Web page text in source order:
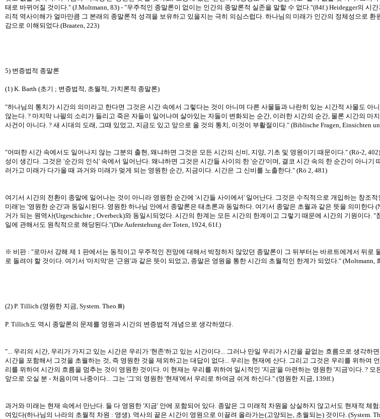
태로 바뀌어질 것이다." (J.Moltmann, 83) - "우주적인 종말론이 없이는 인간의 종말론적 실존을 말할 수 없다."(84f.) Heidegger의
리적 역사이해가 얼마만큼 그 본래의 종말론적 성격을 보유하고 있을지는 극히 의심스럽다. 하나님의 미래가 인간의 정체성으로
감으로 이해되었다.(Braaten, 223)
5) 변증법적 종말론
(1) K. Barth (초기 ; 변증법적, 초월적, 가치론적 종말론)
"하나님의 통치가 시간의 의미라고 한다면 그것은 시간 속에서 그렇다는 것이 아니며 다른 사물들과 나란히 있는 시간적 사물도
않는다. ? 마지막 나팔의 소리가 들리고 죽은 자들이 일어나며 살아있는 자들이 변화되는 순간, 이러한 시간의 순간, 물론 시간의
사건이 아니다. ? 새 시대의 도래, 그때 있었고, 지금도 있고 앞으로 올 것의 통치, 이것이 부활절이다." (Biblische Fragen, Einsichten
"어떠한 시간 속에서도 일어나지 않는 그분의 출현, 왜냐하면 그것은 모든 시간의 신비, 지양, 기초 및 영원이기 때문이다." (Rö-2,
성이 생긴다. 그것은 '순간의 인식' 속에서 일어난다. 왜냐하면 그것은 시간들 사이의 한 '순간'이며, 결코 시간 속의 한 순간이 아니
러가고 미래가 다가올 때 과거와 미래가 멎게 되는 영원한 순간, 지금이다. 시간은 그 신비를 노출한다." (Rö 2, 481)
여기서 시간의 전환이 종말에 일어나는 것이 아니라 영원한 순간에 '시간들 사이에서' 일어난다. 그것은 수직적으로 개입하는 창조
미래'는 '영원한 순간'과 동일시된다. 영원한 하나님 안에서 종말론은 태초론과 동일하다. 여기서 종말은 초월과 같은 뜻을 의미한다
거가 되는 원역사(Urgeschichte ; Overbeck)와 동일시되었다. 시간의 한계는 모든 시간의 한계이고 그렇기 때문에 시간의 기원이다
일에 관해서도 원칙적으로 해당된다."(Die Auferstehung der Toten, 1924, 61f.)
※ 비판 : "로마서 강해 제 1 판에서는 동적이고 우주적인 전망에 대해서 박정하지 않았던 종말론이 그 뒤부터는 바르트에게서 뒤
로 돌려야 할 것이다. 여기서 '마지막'은 '근원'과 같은 뜻이 되었고, 종말은 영원을 통한 시간의 초월적인 한계가 되었다." (Moltmann,
(2) P. Tillich (영원한 지금, System. Theo.Ⅲ)
P. Tillich도 역시 종말론의 문제를 영원과 시간의 변증법적 개념으로 생각하였다.
"... 우리의 시간, 우리가 가지고 있는 시간은 우리가 '현존'하고 있는 시간이다... 그러나 만일 우리가 시간을 끝없는 흐름으로 생각
시간을 포함해서 그것을 초월하는 것, 즉 영원한 것을 제외하고는 대답이 없다... 우리는 현재에 산다. 그리고 그것은 우리를 위하
리를 위하여 시간의 흐름을 멈추는 것이 영원한 것이다. 이 현재는 우리를 위하여 일시적인 '지금'을 마련하는 영원한 '지금'이다. ?
앞으로 오실 분 - 처음이며 나중이다... 그는 '그'의 영원한 '현재'에서 우리로 하여금 쉬게 하신다." (영원한 지금, 139ff.)
과거와 미래는 현재 속에서 만난다. 둘 다 영원한 '지금' 안에 포함되어 있다. 종말은 그 미래적 차원을 상실하지 않고서도 현재적 체
여있다(하나님의 나라의 초월적 차원 : 영생). 역사의 끝은 시간이 영원으로 이끌려 올라가는(고양되는, 초월되는) 것이다. (System.